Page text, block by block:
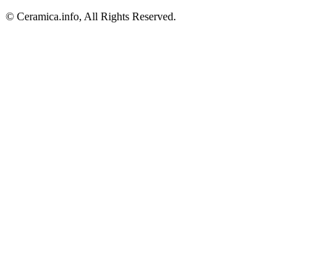
© Ceramica.info, All Rights Reserved.